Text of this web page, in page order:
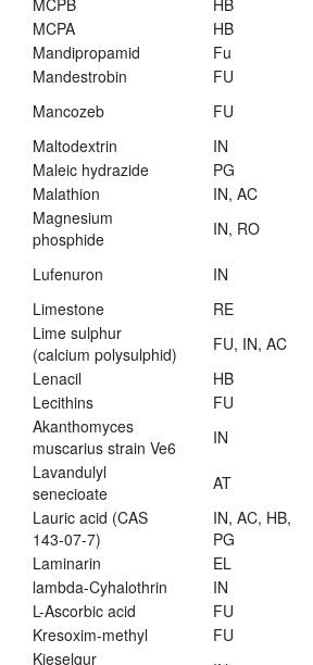
MCPB
HB
MCPA
HB
Mandipropamid
Fu
Mandestrobin
FU
Mancozeb
FU
Maltodextrin
IN
Maleic hydrazide
PG
Malathion
IN, AC
Magnesium
phosphide
IN, RO
Lufenuron IN
Limestone
RE
Lime sulphur
(calcium polysulphid)
FU, IN, AC
Lenacil
HB
Lecithins
FU
Akanthomyces
muscarius strain Ve6
IN
Lavandulyl
senecioate
AT
Lauric acid (CAS
143-07-7)
IN, AC, HB,
PG
Laminarin
EL
lambda-Cyhalothrin
IN
L-Ascorbic acid
FU
Kresoxim-methyl
FU
Kieselgur